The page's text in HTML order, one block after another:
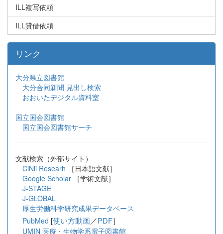
ILL複写依頼
ILL貸借依頼
リンク
大分県立図書館
大分合同新聞 見出し検索
おおいたデジタル資料室
国立国会図書館
国立国会図書館サーチ
文献検索（外部サイト）
CiNii Researh ［日本語文献］
Google Scholar
［学術文献］
J-STAGE
J-GLOBAL
厚生労働科学研究成果データベース
PubMed [使い方動画／PDF］
UMIN 医療・生物学系電子図書館